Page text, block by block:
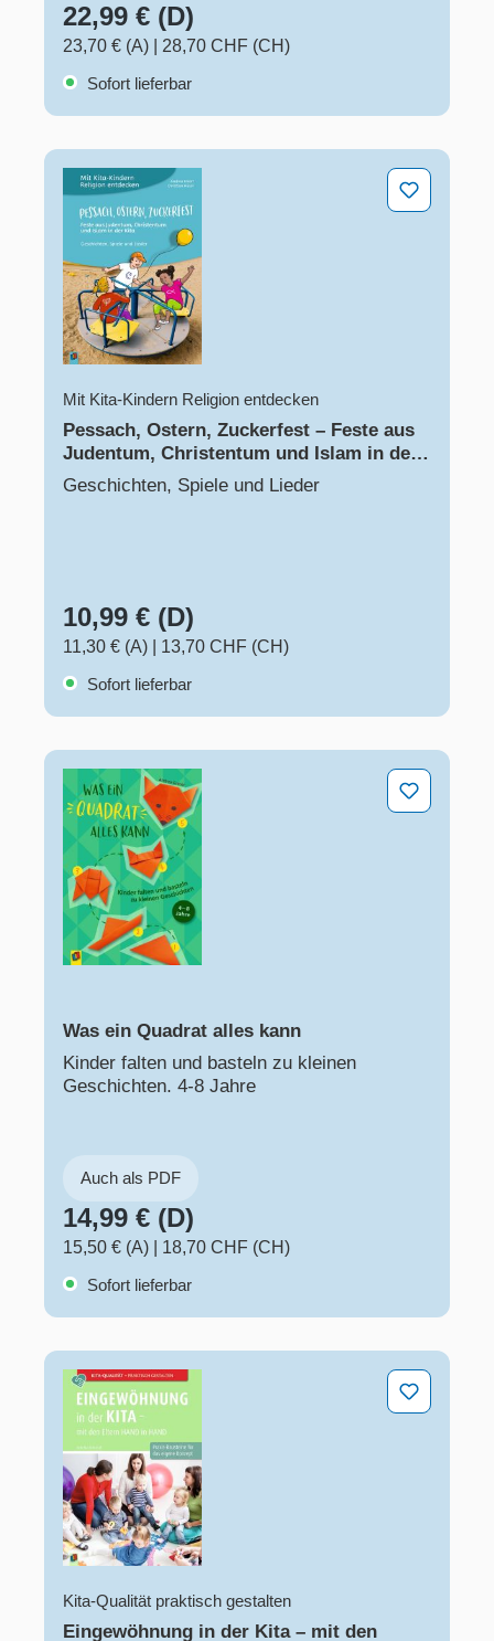
22,99 € (D)
23,70 € (A)
28,70 CHF (CH)
Sofort lieferbar
Pessach, Ostern, Zuckerfest – Feste aus Judentum,
Mit Kita-Kindern Religion entdecken
Pessach, Ostern, Zuckerfest – Feste aus
Judentum, Christentum und Islam in der
Kita
Geschichten, Spiele und Lieder
10,99 € (D)
11,30 € (A)
13,70 CHF (CH)
Sofort lieferbar
Was ein Quadrat alles kann
Was ein Quadrat alles kann
Kinder falten und basteln zu kleinen
Geschichten. 4-8 Jahre
Auch als PDF
14,99 € (D)
15,50 € (A)
18,70 CHF (CH)
Sofort lieferbar
Eingewöhnung in der Kita – mit den Eltern Hand in
Kita-Qualität praktisch gestalten
Eingewöhnung in der Kita – mit den